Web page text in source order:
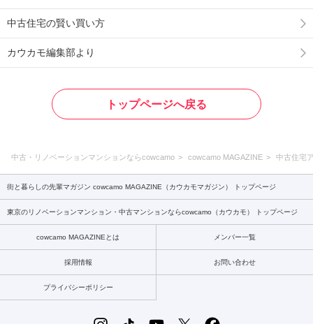
中古住宅の賢い買い方
カウカモ編集部より
トップページへ戻る
中古・リノベーションマンションならcowcamo cowcamo MAGAZINE 中古住宅
街と暮らしの先輩マガジン cowcamo MAGAZINE（カウカモマガジン） トップページ
東京のリノベーションマンション・中古マンションならcowcamo（カウカモ） トップページ
cowcamo MAGAZINEとは メンバー一覧
採用情報 お問い合わせ
プライバシーポリシー